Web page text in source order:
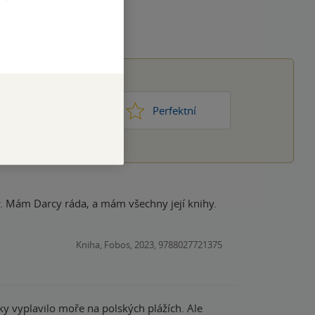
Perfektní
Darcy ráda, a mám všechny její knihy.
Kniha, Fobos, 2023, 9788027721375
moře na polských plážích. Ale